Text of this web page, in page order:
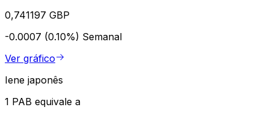
0,741197 GBP
-0.0007 (0.10%) Semanal
Ver gráfico
Iene japonês
1 PAB equivale a